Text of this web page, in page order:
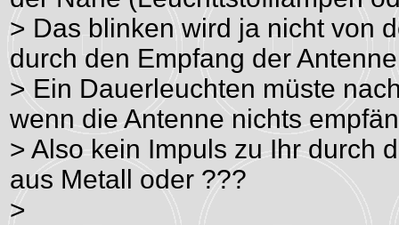
> Das blinken wird ja nicht von
durch den Empfang der
> Ein Dauerleuchten müste
wenn die Antenne nichts
> Also kein Impuls zu Ihr durch
aus Metall oder ???
>